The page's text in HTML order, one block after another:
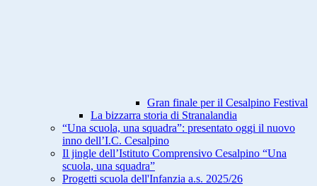
Gran finale per il Cesalpino Festival
La bizzarra storia di Stranalandia
“Una scuola, una squadra”: presentato oggi il nuovo
inno dell’I.C. Cesalpino
Il jingle dell’Istituto Comprensivo Cesalpino “Una
scuola, una squadra”
Progetti scuola dell'Infanzia a.s. 2025/26